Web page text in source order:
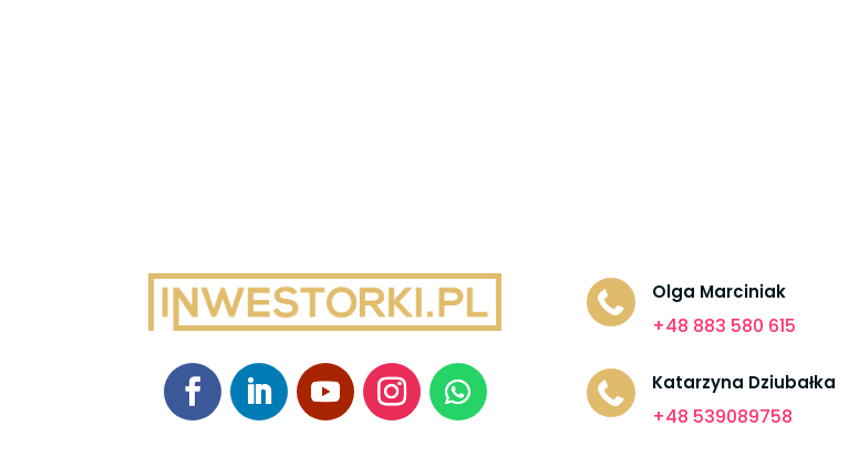
 Olga Marciniak
+48 883 580 615
 Katarzyna Dziubałka
+48 539089758